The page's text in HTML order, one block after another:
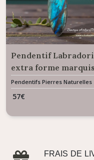
Pendentif
extra forme
43 carats avec bélière
papillon
Pendentifs Pierres Naturelles
Gemme
57€
FRAIS DE